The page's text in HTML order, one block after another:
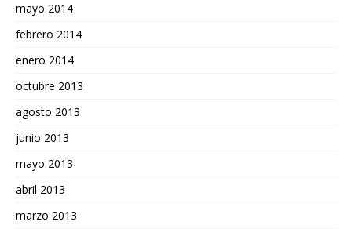
mayo 2014
febrero 2014
enero 2014
octubre 2013
agosto 2013
junio 2013
mayo 2013
abril 2013
marzo 2013